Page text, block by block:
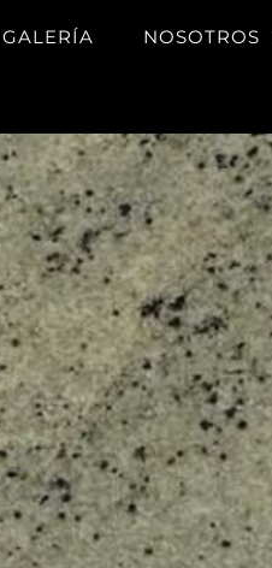
GALERÍA NOSOTROS